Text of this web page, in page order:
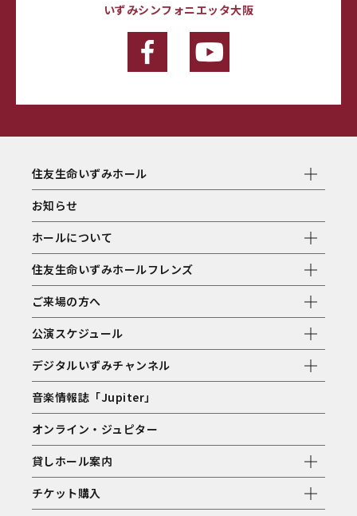
いずみシンフォニエッタ大阪
住友生命いずみホール
お知らせ
ホールについて
住友生命いずみホールフレンズ
ご来場の方へ
公演スケジュール
デジタルいずみチャンネル
音楽情報誌「Jupiter」
オンライン・ジュピター
貸しホール案内
チケット購入